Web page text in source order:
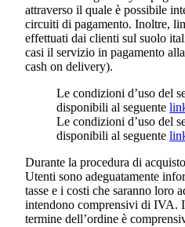
attraverso il quale è possibile
circuiti di pagamento. Inoltre,
effettuati dai clienti sul suolo
casi il servizio in pagamento
cash on delivery).
Le condizioni d’uso del
disponibili al seguente
Le condizioni d’uso del
disponibili al seguente
Durante la procedura di
Utenti sono adeguatamente
tasse e i costi che saranno loro
intendono comprensivi di IVA.
termine dell’ordine è